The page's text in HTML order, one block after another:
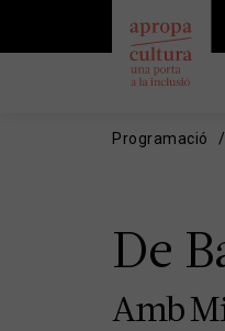
contingut
main
Programació
De
Amb